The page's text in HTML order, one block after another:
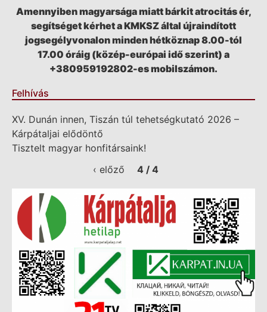
Amennyiben magyarsága miatt bárkit atrocitás ér,
segítséget kérhet a KMKSZ által újraindított
jogsegélyvonalon minden hétköznap 8.00-tól
17.00 óráig (közép-európai idő szerint) a
+380959192802-es mobilszámon.
Felhívás
XV. Dunán innen, Tiszán túl tehetségkutató 2026 –
Kárpátaljai elődöntő
Tisztelt magyar honfitársaink!
‹ előző
4 / 4